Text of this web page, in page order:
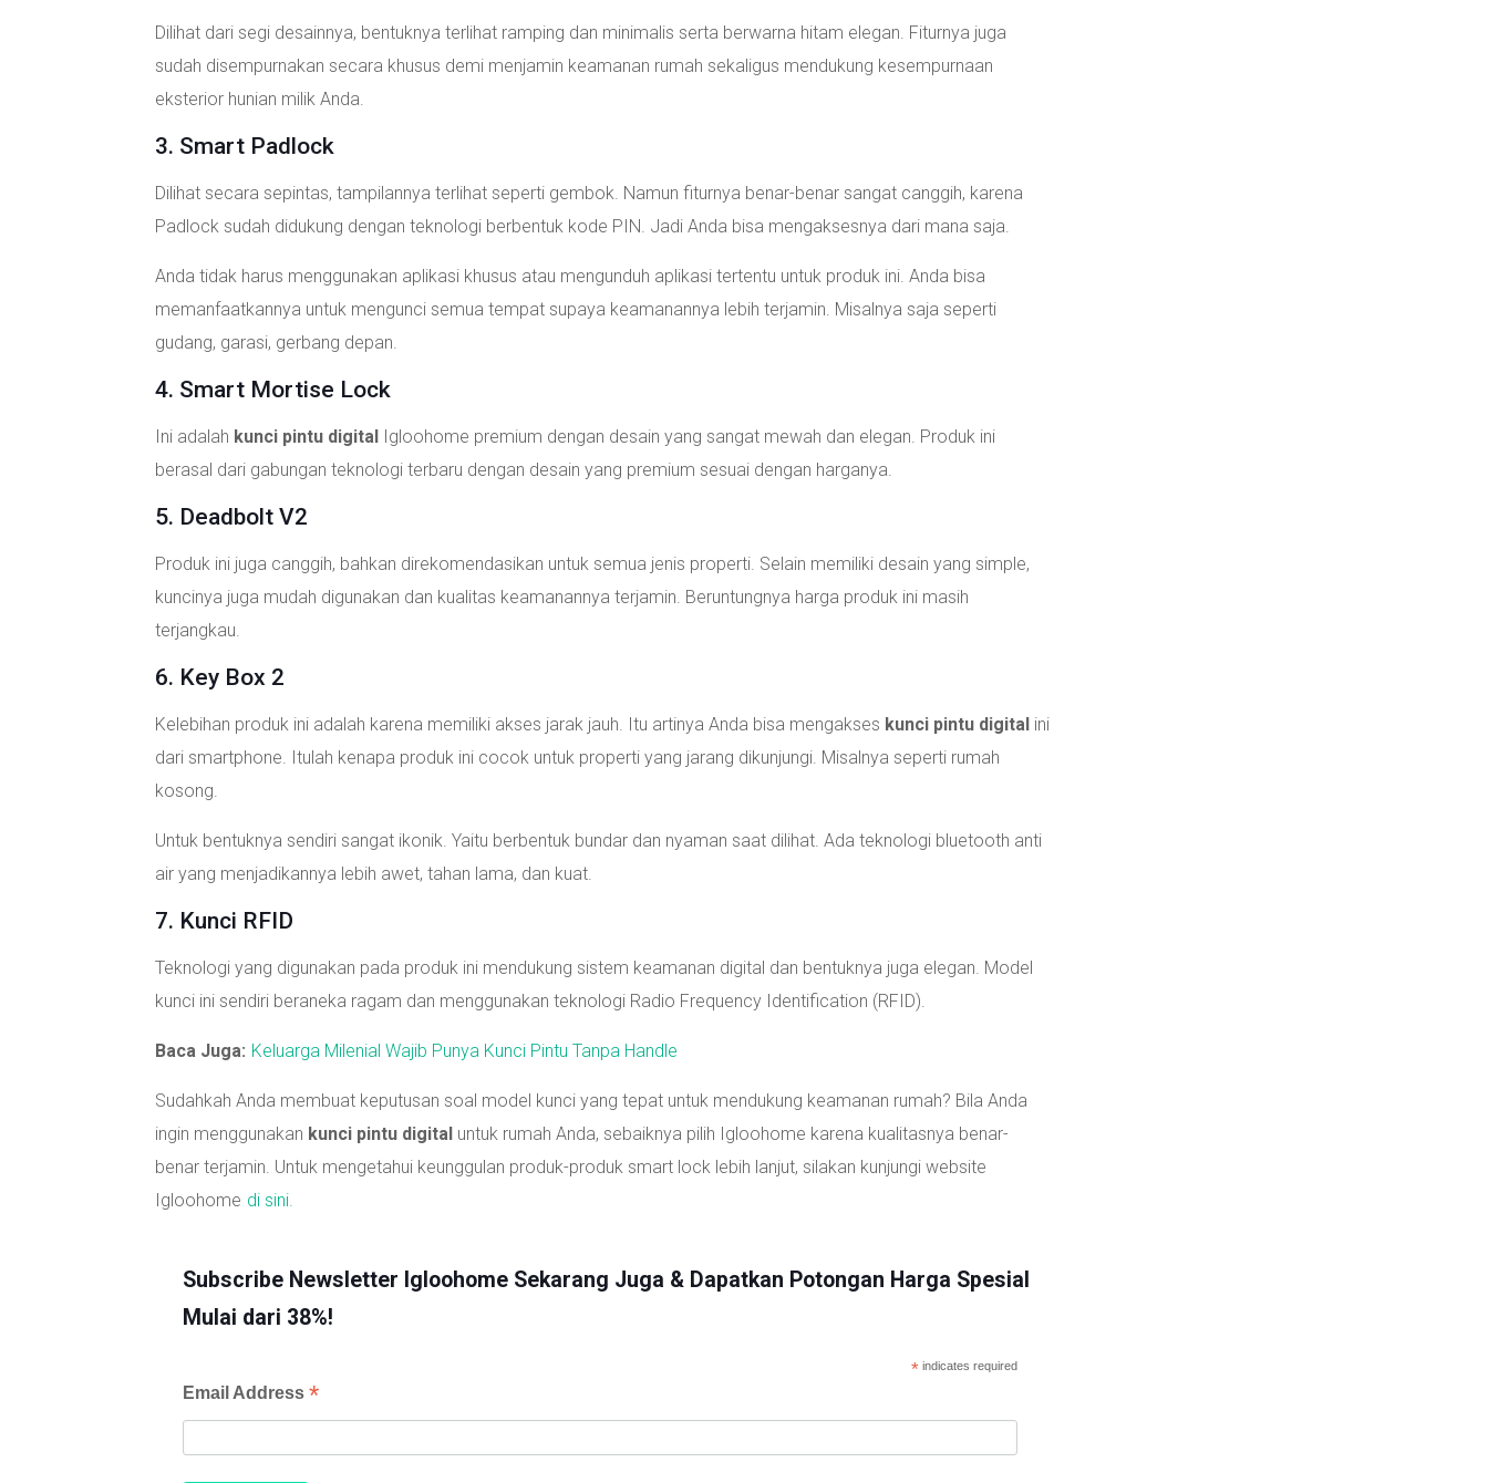
Dilihat dari segi desainnya, bentuknya terlihat ramping dan minimalis serta berwarna hitam elegan. Fiturnya juga
sudah disempurnakan secara khusus demi menjamin keamanan rumah sekaligus mendukung kesempurnaan
eksterior hunian milik Anda.
3. Smart Padlock
Dilihat secara sepintas, tampilannya terlihat seperti gembok. Namun fiturnya benar-benar sangat canggih, karena
Padlock sudah didukung dengan teknologi berbentuk kode PIN. Jadi Anda bisa mengaksesnya dari mana saja.
Anda tidak harus menggunakan aplikasi khusus atau mengunduh aplikasi tertentu untuk produk ini. Anda bisa
memanfaatkannya untuk mengunci semua tempat supaya keamanannya lebih terjamin. Misalnya saja seperti
gudang, garasi, gerbang depan.
4. Smart Mortise Lock
Ini adalah kunci pintu digital
Igloohome premium dengan desain yang sangat mewah dan elegan. Produk ini
berasal dari gabungan teknologi terbaru dengan desain yang premium sesuai dengan harganya.
5. Deadbolt V2
Produk ini juga canggih, bahkan direkomendasikan untuk semua jenis properti. Selain memiliki desain yang simple,
kuncinya juga mudah digunakan dan kualitas keamanannya terjamin. Beruntungnya harga produk ini masih
terjangkau.
6. Key Box 2
Kelebihan produk ini adalah karena memiliki akses jarak jauh. Itu artinya Anda bisa mengakses kunci pintu digital ini
dari smartphone. Itulah kenapa produk ini cocok untuk properti yang jarang dikunjungi. Misalnya seperti rumah
kosong.
Untuk bentuknya sendiri sangat ikonik. Yaitu berbentuk bundar dan nyaman saat dilihat. Ada teknologi bluetooth anti
air yang menjadikannya lebih awet, tahan lama, dan kuat.
7. Kunci RFID
Teknologi yang digunakan pada produk ini mendukung sistem keamanan digital dan bentuknya juga elegan. Model
kunci ini sendiri beraneka ragam dan menggunakan teknologi Radio Frequency Identification (RFID).
Baca Juga: Keluarga Milenial Wajib Punya Kunci Pintu Tanpa Handle
Sudahkah Anda membuat keputusan soal model kunci yang tepat untuk mendukung keamanan rumah? Bila Anda
ingin menggunakan kunci pintu digital untuk rumah Anda, sebaiknya pilih Igloohome karena kualitasnya benar-
benar terjamin. Untuk mengetahui keunggulan produk-produk smart lock lebih lanjut, silakan kunjungi website
Igloohome di sini.
Subscribe Newsletter Igloohome Sekarang Juga & Dapatkan Potongan Harga Spesial
Mulai dari 38%!
* indicates required
Email Address *